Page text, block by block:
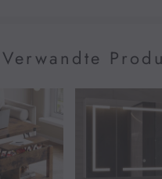
Verwandte